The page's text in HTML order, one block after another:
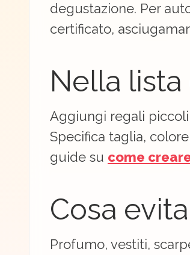
degustazione. Per
certificato,
Nella
Aggiungi regali
Specifica taglia,
guide su come
Cosa
Profumo, vestiti,